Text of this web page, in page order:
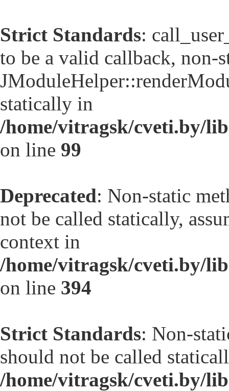
Strict Standards:
to be a valid callback, non-
statically in
/home/vitragsk/cveti.by/
on line 99
Deprecated: Non-static
not be called statically,
context in
/home/vitragsk/cveti.by/
on line 394
Strict Standards: Non-
should not be called
/home/vitragsk/cveti.by/